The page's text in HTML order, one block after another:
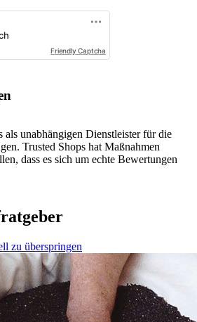
Friendly Captcha
als unabhängigen Dienstleister für die
Trusted Shops hat Maßnahmen
dass es sich um echte Bewertungen
zu überspringen